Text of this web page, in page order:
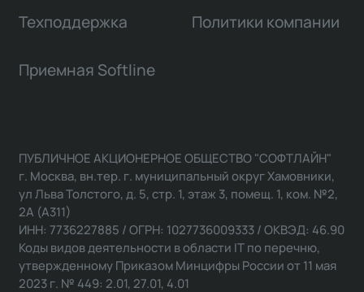
Техподдержка Политики компании
Приемная Softline
ПУБЛИЧНОЕ АКЦИОНЕРНОЕ ОБЩЕСТВО "СОФТЛАЙН"
г. Москва, вн.тер. г. муниципальный округ Хамовники,
ул Льва Толстого, д. 5, стр. 1, этаж 3, помещ. 1, ком. №2,
2А (А311)
ИНН: 7736227885 / ОГРН: 1027736009333 / ОКВЭД: 46.90
Коды видов деятельности в области IT по перечню,
утвержденному Приказом Минцифры России от 11 мая
2023 г. № 449: 2.01, 27.01, 4.01